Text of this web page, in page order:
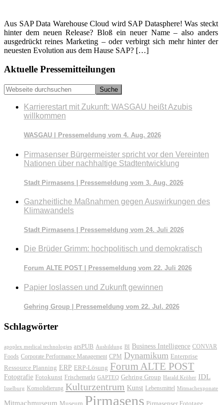
Aus SAP Data Warehouse Cloud wird SAP Datasphere! Was steckt
hinter dem neuen Release? Bloß ein neuer Name – also anders
ausgedrückt reines Marketing – oder verbirgt sich mehr hinter der
neuesten Evolution aus dem Hause SAP? […]
Seitenspalte
Aktuelle Pressemitteilungen
Webseite
durchsuchen
Karrierestart mit Zukunft: WASGAU heißt Azubis
willkommen
WASGAU | Pressemeldung vom 4. Aug. 2026
Pirmasenser Bürgermeister spricht vor den Vereinten
Nationen über nachhaltige Stadtentwicklung
Stadt Pirmasens | Pressemeldung vom 3. Aug. 2026
Ganzheitliche Maßnahmen gegen Auswirkungen des
Klimawandels
Stadt Pirmasens | Pressemeldung vom 24. Juli 2026
Die Brüder Grimm: hochpolitisch und demokratisch
Forum ALTE POST | Pressemeldung vom 22. Juli 2026
Papier loslassen und Zukunft gewinnen
Gehring Group | Pressemeldung vom 22. Jul. 2026
Schlagwörter
apoplex medical technologies arsPUB Ausbildung BI Business Intelligence CONVAR
Foods Corporate Performance Management CPM Dynamikum Enterprise
Ressource Planning ERP ERP-Lösung Forum ALTE POST
Fotografie Fotokunst Frischemarkt GAPTEQ Gehring Group Harald Kröher IDL
Isselburg Konsolidierung Kulturzentrum Kunst Lebensmittel Mitmachexponate
Mitmachmuseum Museum Pirmasens Pirmasenser Fototage